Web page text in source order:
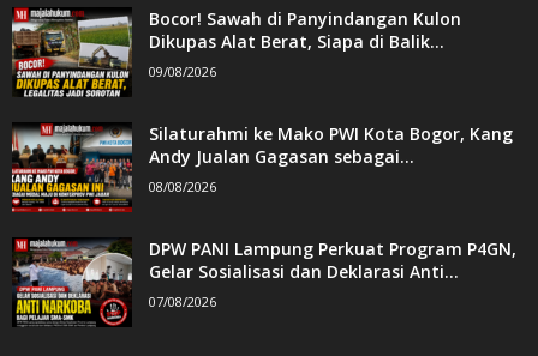
Bocor! Sawah di Panyindangan Kulon
Dikupas Alat Berat, Siapa di Balik...
09/08/2026
Silaturahmi ke Mako PWI Kota Bogor, Kang
Andy Jualan Gagasan sebagai...
08/08/2026
DPW PANI Lampung Perkuat Program P4GN,
Gelar Sosialisasi dan Deklarasi Anti...
07/08/2026